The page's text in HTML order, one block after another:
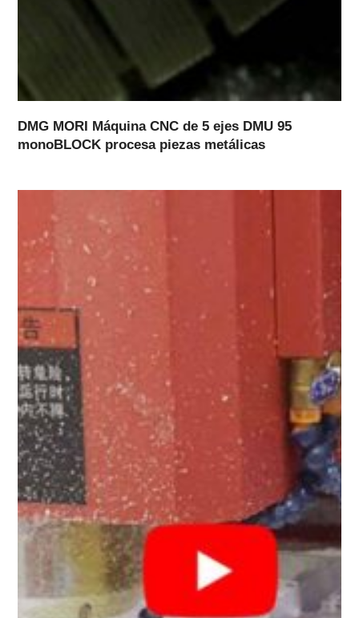
DMG MORI Máquina CNC de 5 ejes DMU 95
monoBLOCK procesa piezas metálicas